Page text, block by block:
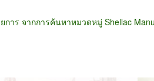
การ จากการค้นหาหมวดหมู่ Shellac